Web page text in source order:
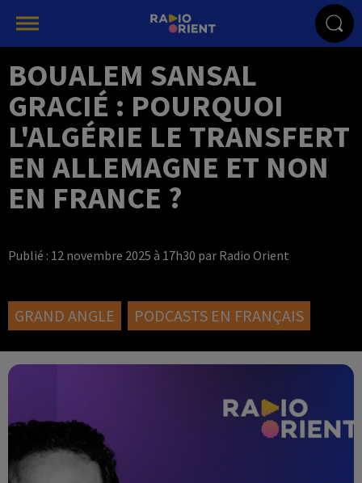
BOUALEM SANSAL
GRACIÉ : POURQUOI
L'ALGÉRIE LE TRANSFERT
EN ALLEMAGNE ET NON
EN FRANCE ?
Publié : 12 novembre 2025 à 17h30 par Radio Orient
GRAND ANGLE PODCASTS EN FRANÇAIS